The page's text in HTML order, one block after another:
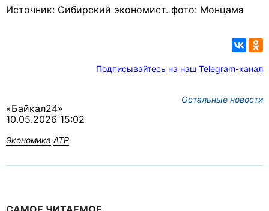
Источник: Сибирский экономист. фото: Монцамэ
Подписывайтесь на наш Telegram-канал
Остальные новости
«Байкал24»
10.05.2026 15:02
Экономика АТР